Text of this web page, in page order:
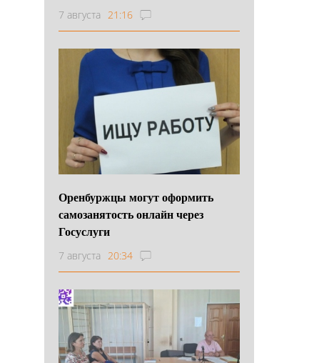
7 августа 21:16
Оренбуржцы могут оформить
самозанятость онлайн через
Госуслуги
7 августа 20:34